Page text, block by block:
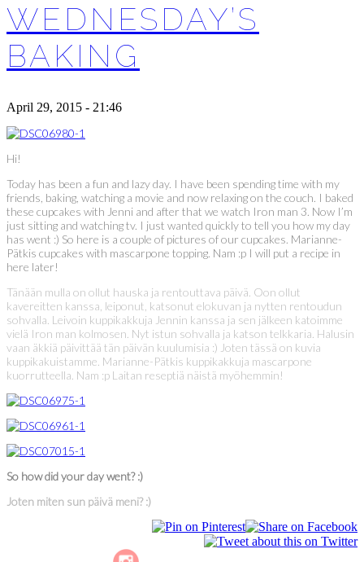
WEDNESDAY’S
BAKING
April 29, 2015 - 21:46
Hi!
Today has been a fun and lazy day. I have been spending time with my
friends, baking, watching a movie and now relaxing on the couch. I baked
these cupcakes with Jenni and after that we watch Iron man 3. Now I’m
just sitting and watching tv. I just wanted quickly to tell you how my day
has went :) So here is a couple of pictures of our cupcakes. Marianne-
Pätkis cupcakes with mascarpone topping. Nam :p I will put a recipe in
here later!
Tänään mulla on ollut hauska ja rentouttava päivä. Oon ollut
kavereitten kanssa, leiponut, katsonut elokuvan ja nytten rentoudun
sohvalla. Leivoin kuppikakkuja Jennin kanssa ja sen jälkeen katoimme
vielä Iron man kolmosen. Nyt istun sohvalla ja katson telkkaria. Halusin
vaan äkkiä päivittää tän päivän kuulumisia :) Joten tässä on kuvia
kuppikakuistamme. Marianne-Pätkis kuppikakkuja mascarpone
kuorrutteella. Nam :p Laitan reseptiä näistä myöhemmin!
So how did your day went? :)
Joten miten sun päivä meni? :)